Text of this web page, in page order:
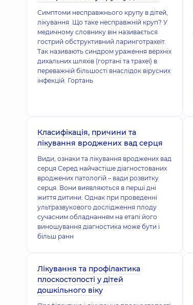
Симптоми несправжнього крупу в дітей,
лікування Що таке несправжній круп? У
медичному словнику він називається
гострий обструктивний ларинготрахеїт.
Так називають синдром ураження верхніх
дихальних шляхів (гортані та трахеї) в
переважній більшості внаслідок вірусних
інфекцій. Гортань
Класифікація, причини та
лікування вроджених вад серця
Види, ознаки та лікування вроджених вад
серця Серед найчастіше діагностованих
вроджених патологій – вади розвитку
серця. Вони виявляються в перші дні
життя дитини. Однак при проведенні
ультразвукового дослідження плоду
сучасним обладнанням на етапі його
виношування діагностика може бути і
більш ранн
Лікування та профілактика
плоскостопості у дітей
дошкільного віку